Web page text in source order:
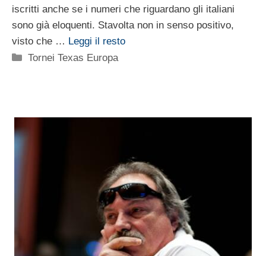
iscritti anche se i numeri che riguardano gli italiani
sono già eloquenti. Stavolta non in senso positivo,
visto che … Leggi il resto
Categorie
Tornei Texas Europa